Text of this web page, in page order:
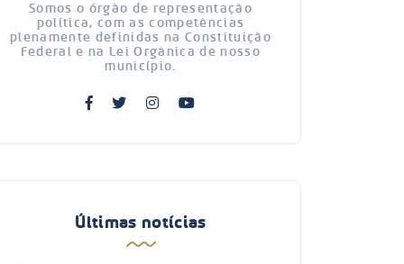
Somos o órgão de representação
política, com as competências
plenamente definidas na Constituição
Federal e na Lei Orgânica de nosso
município.
Últimas notícias